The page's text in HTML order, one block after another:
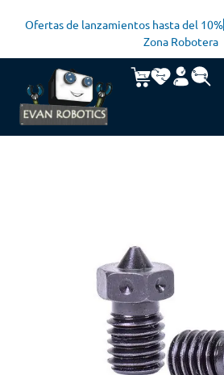
Ofertas de lanzamientos hasta del 10%
Zona Robotera